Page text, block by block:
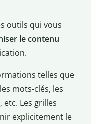
outils qui vous
le contenu
telles que
mots-clés, les
etc. Les grilles
explicitement le